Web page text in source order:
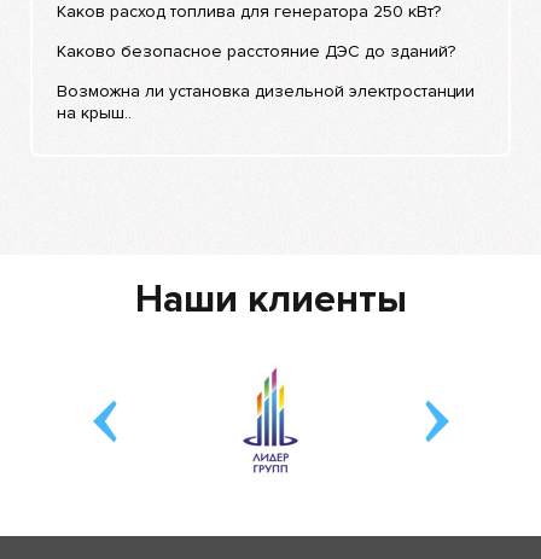
Каков расход топлива для генератора 250 кВт?
Каково безопасное расстояние ДЭС до зданий?
Возможна ли установка дизельной электростанции
на крыш..
Наши клиенты